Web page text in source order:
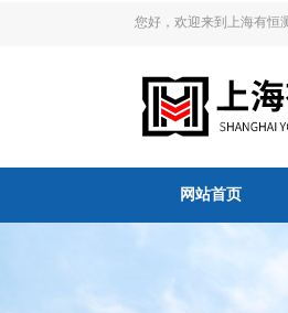
您好，欢迎来到上海有恒
网站首页